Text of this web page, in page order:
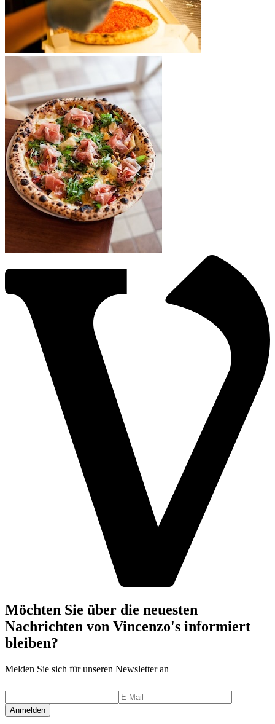
Möchten Sie über die neuesten
Nachrichten von Vincenzo's informiert
bleiben?
Melden Sie sich für unseren Newsletter an
Anmelden